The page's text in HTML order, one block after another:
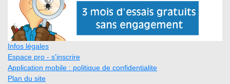
Infos légales
Espace pro - s'inscrire
Application mobile : politique de confidentialite
Plan du site